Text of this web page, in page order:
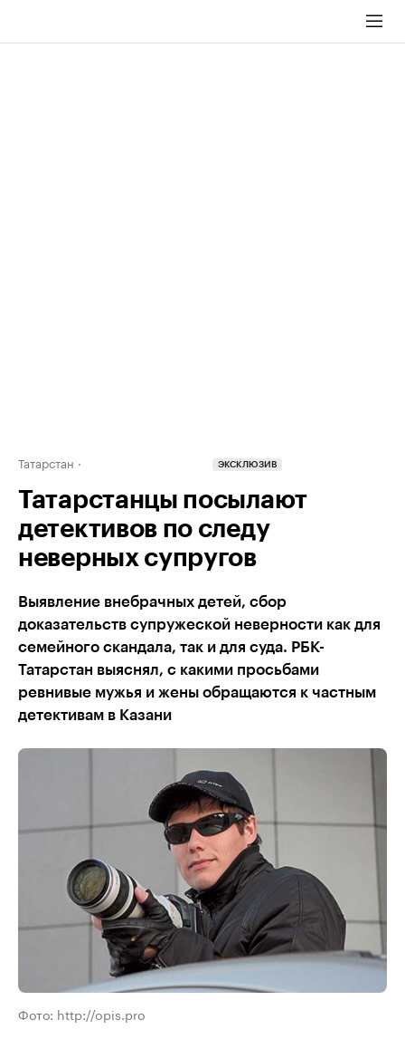
Татарстан ЭКСКЛЮЗИВ
Татарстанцы посылают
детективов по следу
неверных супругов
Выявление внебрачных детей, сбор
доказательств супружеской неверности как для
семейного скандала, так и для суда. РБК-
Татарстан выяснял, с какими просьбами
ревнивые мужья и жены обращаются к частным
детективам в Казани
Фото: http://opis.pro